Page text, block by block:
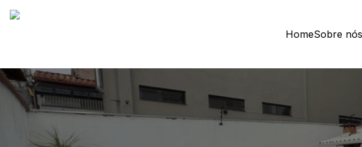
HomeSobre nós